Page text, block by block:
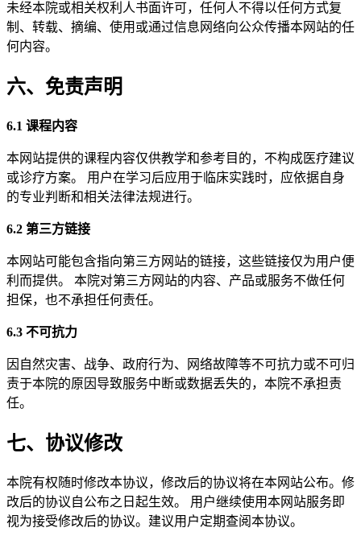
未经本院或相关权利人书面许可，任何人不得以任何方式复
制、转载、摘编、使用或通过信息网络向公众传播本网站的任
何内容。
六、免责声明
6.1 课程内容
本网站提供的课程内容仅供教学和参考目的，不构成医疗建议
或诊疗方案。 用户在学习后应用于临床实践时，应依据自身
的专业判断和相关法律法规进行。
6.2 第三方链接
本网站可能包含指向第三方网站的链接，这些链接仅为用户便
利而提供。 本院对第三方网站的内容、产品或服务不做任何
担保，也不承担任何责任。
6.3 不可抗力
因自然灾害、战争、政府行为、网络故障等不可抗力或不可归
责于本院的原因导致服务中断或数据丢失的，本院不承担责
任。
七、协议修改
本院有权随时修改本协议，修改后的协议将在本网站公布。修
改后的协议自公布之日起生效。 用户继续使用本网站服务即
视为接受修改后的协议。建议用户定期查阅本协议。